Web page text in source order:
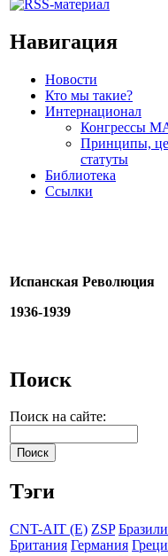
Навигация
Новости
Кто мы такие?
Интернационал
Конгрессы
Принципы,
статуты
Библиотека
Ссылки
Испанская Революция
1936-1939
Поиск
Поиск на сайте:
Тэги
CNT-AIT (E) ZSP
Британия Германия